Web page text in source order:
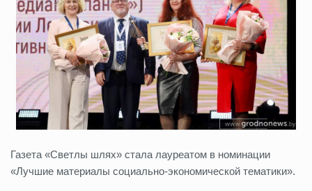
Газета «Светлы шлях» стала лауреатом в номинации
«Лучшие материалы социально-экономической тематики».